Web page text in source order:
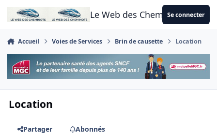
Aller au contenu
Le Web des CheminotsSe connecter
Accueil Voies de Services Brin de causette Location
Location
Partager
Abonnés